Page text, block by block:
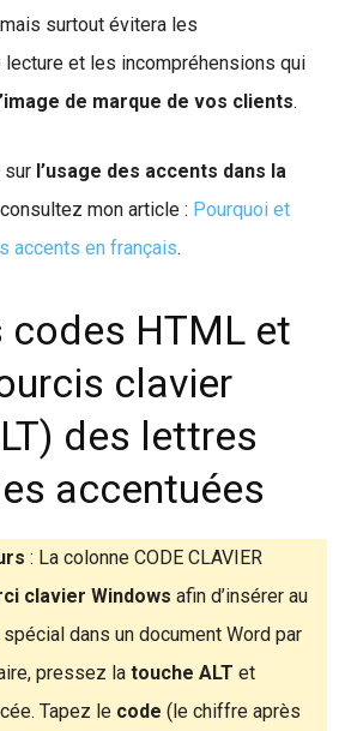
surtout évitera les
et les incompréhensions qui
de marque de vos clients.
sur l’usage des accents dans la
mon article : Pourquoi et
accents en français.
codes HTML et
clavier
des lettres
accentuées
: La colonne CODE CLAVIER
clavier Windows afin d’insérer au
dans un document Word par
pressez la touche ALT et
Tapez le code (le chiffre après